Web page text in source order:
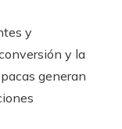
y
y la
generan